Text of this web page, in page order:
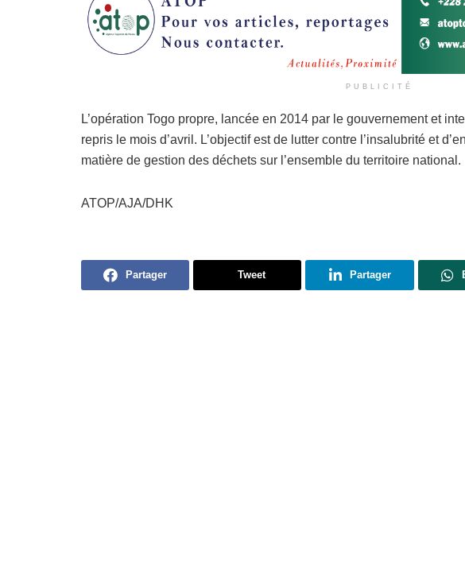
PUBLICITÉ
L’opération Togo propre, lancée en 2014 par le gouvernement et
repris le mois d’avril. L’objectif est de lutter contre l’insalubrité et
matière de gestion des déchets sur l’ensemble du territoire national.
ATOP/AJA/DHK
Partager Tweet Partager